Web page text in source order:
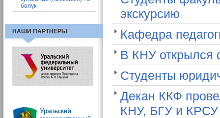
экскурсию
Кафедра
В КНУ открылся
Студенты
Декан ККФ
КНУ, БГУ и КРСУ
бөлүк
НАШИ ПАРТНЕРЫ